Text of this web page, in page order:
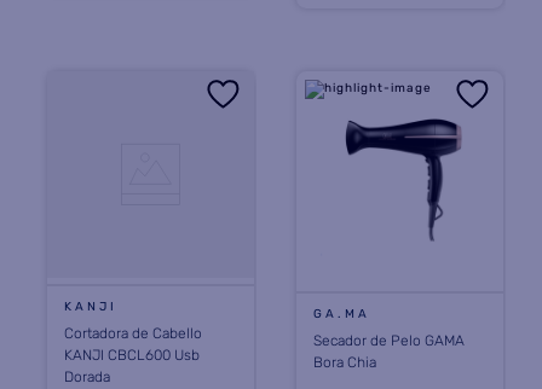
KANJI
Cortadora de Cabello
KANJI CBCL600 Usb
Dorada
GA.MA
Secador de Pelo GAMA
Bora Chia